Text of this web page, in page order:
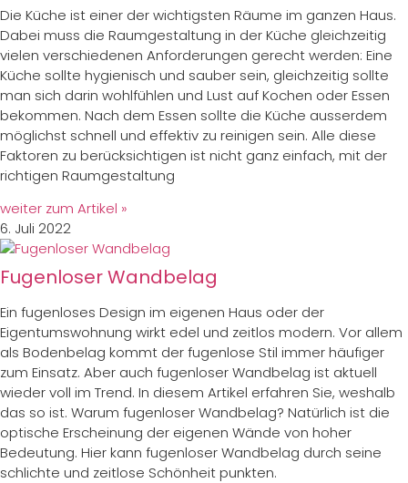
Die Küche ist einer der wichtigsten Räume im ganzen Haus.
Dabei muss die Raumgestaltung in der Küche gleichzeitig
vielen verschiedenen Anforderungen gerecht werden: Eine
Küche sollte hygienisch und sauber sein, gleichzeitig sollte
man sich darin wohlfühlen und Lust auf Kochen oder Essen
bekommen. Nach dem Essen sollte die Küche ausserdem
möglichst schnell und effektiv zu reinigen sein. Alle diese
Faktoren zu berücksichtigen ist nicht ganz einfach, mit der
richtigen Raumgestaltung
weiter zum Artikel »
6. Juli 2022
Fugenloser Wandbelag
Ein fugenloses Design im eigenen Haus oder der
Eigentumswohnung wirkt edel und zeitlos modern. Vor allem
als Bodenbelag kommt der fugenlose Stil immer häufiger
zum Einsatz. Aber auch fugenloser Wandbelag ist aktuell
wieder voll im Trend. In diesem Artikel erfahren Sie, weshalb
das so ist. Warum fugenloser Wandbelag? Natürlich ist die
optische Erscheinung der eigenen Wände von hoher
Bedeutung. Hier kann fugenloser Wandbelag durch seine
schlichte und zeitlose Schönheit punkten.